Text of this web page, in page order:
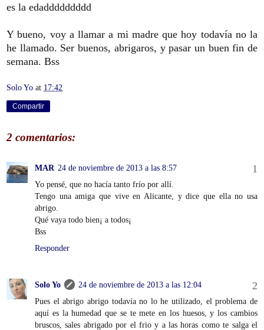
es la edaddddddddd
Y bueno, voy a llamar a mi madre que hoy todavía no la
he llamado. Ser buenos, abrigaros, y pasar un buen fin de
semana. Bss
Solo Yo at 17:42
Compartir
2 comentarios:
MAR 24 de noviembre de 2013 a las 8:57
Yo pensé, que no hacía tanto frío por allí.
Tengo una amiga que vive en Alicante, y dice que ella no usa
abrigo.
Qué vaya todo bien¡ a todos¡
Bss
Responder
Solo Yo
24 de noviembre de 2013 a las 12:04
Pues el abrigo abrigo todavía no lo he utilizado, el problema de
aquí es la humedad que se te mete en los huesos, y los cambios
bruscos, sales abrigado por el frio y a las horas como te salga el